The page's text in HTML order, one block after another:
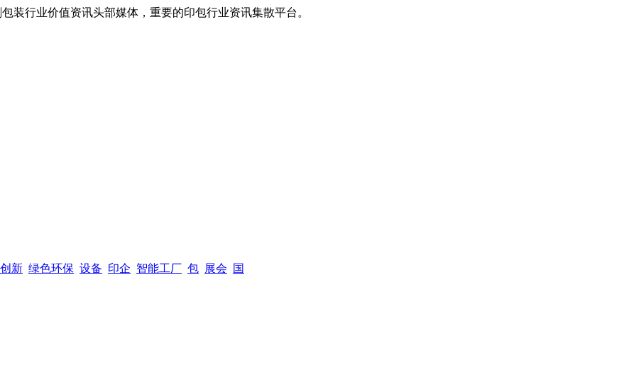
装行业价值资讯头部媒体，重要的印包行业资讯集散平台。
创新 绿色环保 设备 印企 智能工厂 包 展会 国